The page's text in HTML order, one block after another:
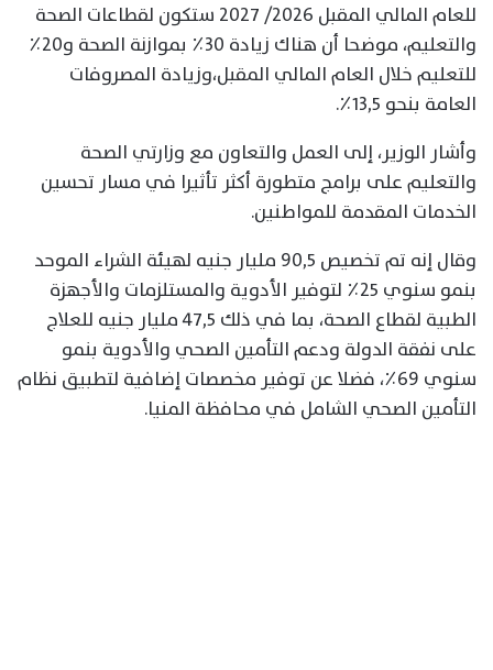
للعام المالي المقبل ٢٠٢٦/ ٢٠٢٧ ستكون لقطاعات الصحة
والتعليم، موضحا أن هناك زيادة ٣٠٪ بموازنة الصحة و٢٠٪
للتعليم خلال العام المالي المقبل،وزيادة المصروفات
العامة بنحو ١٣,٥٪؜.
وأشار الوزير، إلى العمل والتعاون مع وزارتي الصحة
والتعليم على برامج متطورة أكثر تأثيرا في مسار تحسين
الخدمات المقدمة للمواطنين.
وقال إنه تم تخصيص ٩٠,٥ مليار جنيه لهيئة الشراء الموحد
بنمو سنوي ٢٥٪ لتوفير الأدوية والمستلزمات والأجهزة
الطبية لقطاع الصحة، بما في ذلك ٤٧,٥ مليار جنيه للعلاج
على نفقة الدولة ودعم التأمين الصحي والأدوية بنمو
سنوي ٦٩٪؜، فضلا عن توفير مخصصات إضافية لتطبيق نظام
التأمين الصحي الشامل في محافظة المنيا.